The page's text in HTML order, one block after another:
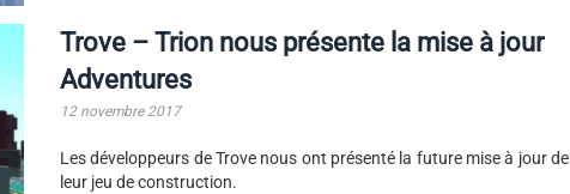
Trove – Trion nous présente la mise à jour
Adventures
12 novembre 2017
Les développeurs de Trove nous ont présenté la future mise à jour de
leur jeu de construction.